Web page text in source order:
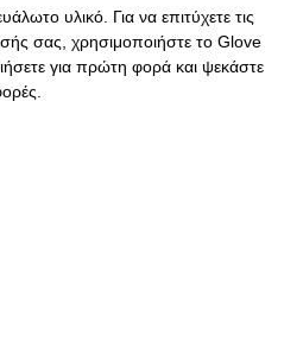
υλικό. Για να επιτύχετε τις
σας, χρησιμοποιήστε το Glove
για πρώτη φορά και ψεκάστε